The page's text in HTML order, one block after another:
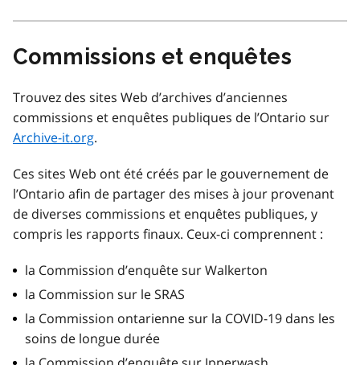
Commissions et enquêtes
Trouvez des sites Web d’archives d’anciennes
commissions et enquêtes publiques de l’Ontario sur
Archive-it.org.
Ces sites Web ont été créés par le gouvernement de
l’Ontario afin de partager des mises à jour provenant
de diverses commissions et enquêtes publiques, y
compris les rapports finaux. Ceux-ci comprennent :
la Commission d’enquête sur Walkerton
la Commission sur le SRAS
la Commission ontarienne sur la COVID-19 dans les
soins de longue durée